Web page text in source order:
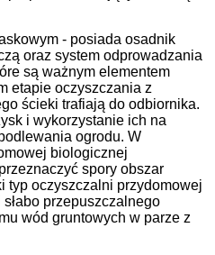
- posiada osadnik
oraz system odprowadzania
są ważnym elementem
etapie oczyszczania z
ścieki trafiają do odbiornika.
i wykorzystanie ich na
ogrodu. W
biologicznej
spory obszar
typ oczyszczalni przydomowej
przepuszczalnego
wód gruntowych w parze z